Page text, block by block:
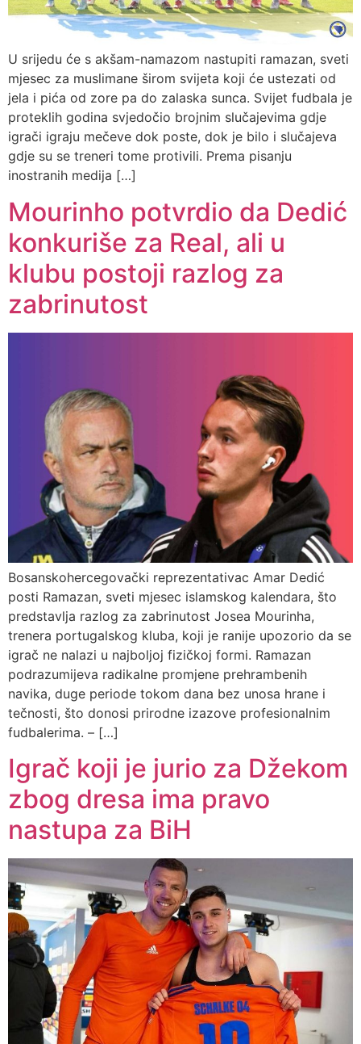
U srijedu će s akšam-namazom nastupiti ramazan, sveti
mjesec za muslimane širom svijeta koji će ustezati od
jela i pića od zore pa do zalaska sunca. Svijet fudbala je
proteklih godina svjedočio brojnim slučajevima gdje
igrači igraju mečeve dok poste, dok je bilo i slučajeva
gdje su se treneri tome protivili. Prema pisanju
inostranih medija […]
Mourinho potvrdio da Dedić
konkuriše za Real, ali u
klubu postoji razlog za
zabrinutost
Bosanskohercegovački reprezentativac Amar Dedić
posti Ramazan, sveti mjesec islamskog kalendara, što
predstavlja razlog za zabrinutost Josea Mourinha,
trenera portugalskog kluba, koji je ranije upozorio da se
igrač ne nalazi u najboljoj fizičkoj formi. Ramazan
podrazumijeva radikalne promjene prehrambenih
navika, duge periode tokom dana bez unosa hrane i
tečnosti, što donosi prirodne izazove profesionalnim
fudbalerima. – […]
Igrač koji je jurio za Džekom
zbog dresa ima pravo
nastupa za BiH